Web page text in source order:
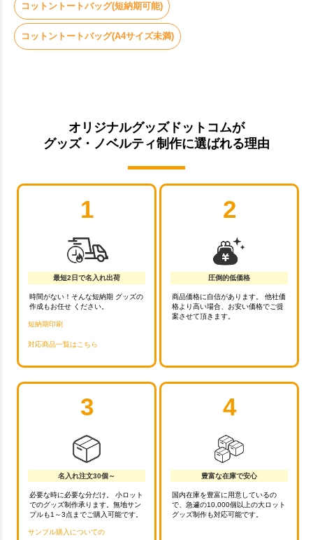
コットントートバッグ(短納期可能)
コットントートバッグ(A4サイズ未満)
オリジナルグッズドットコムが
グッズ・ノベルティ制作に選ばれる理由
1
最短2日で名入れ出荷
時間がない！そんな短納期 グッズの
作成もお任せ ください。
短納期印刷
対応商品一覧はこちら
2
圧倒的低価格
商品価格に自信があります。 他社価
格より高い場合、お安い価格でご提
案させて頂きます。
3
名入れ注文30個～
必要な時に必要な分だけ。 小ロット
でのグッズ制作承ります。無地サン
プルも1～3点までご購入可能です。
サンプル購入についての
4
豊富な在庫で安心
国内在庫を豊富に用意しているの
で、急遽の10,000個以上の大ロット
グッズ制作も対応可能です。